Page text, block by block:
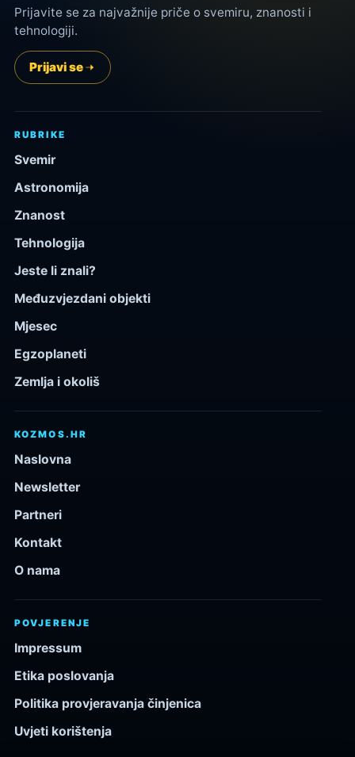
Prijavite se za najvažnije priče o svemiru, znanosti i
tehnologiji.
Prijavi se
RUBRIKE
Svemir
Astronomija
Znanost
Tehnologija
Jeste li znali?
Međuzvjezdani objekti
Mjesec
Egzoplaneti
Zemlja i okoliš
KOZMOS.HR
Naslovna
Newsletter
Partneri
Kontakt
O nama
POVJERENJE
Impressum
Etika poslovanja
Politika provjeravanja činjenica
Uvjeti korištenja